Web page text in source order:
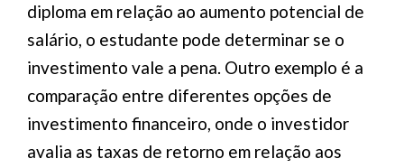
diploma em relação ao aumento potencial de
salário, o estudante pode determinar se o
investimento vale a pena. Outro exemplo é a
comparação entre diferentes opções de
investimento financeiro, onde o investidor
avalia as taxas de retorno em relação aos